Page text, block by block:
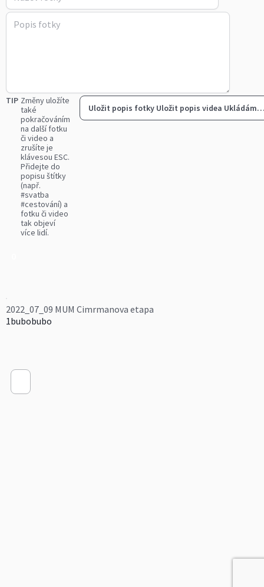
TIP Změny uložíte
také
pokračováním
na další fotku
či video a
zrušíte je
klávesou ESC.
Přidejte do
popisu štítky
(např.
#svatba
#cestování) a
fotku či video
tak objeví
více lidí.
Uložit popis fotky Uložit popis videa
2022_07_09 MUM Cimrmanova etapa
1bubobubo